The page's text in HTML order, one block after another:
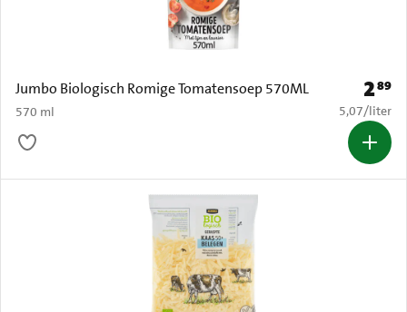
Jumbo Biologisch Romige Tomatensoep 570ML
570 ml
Prijs:
289
€ 5,07 per
5,07/liter